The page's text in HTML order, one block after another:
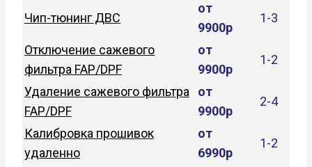
Чип-тюнинг ДВС
от
9900р
1-3
Отключение сажевого
фильтра FAP/DPF
от
9900р
1-2
Удаление сажевого фильтра
FAP/DPF
от
9900р
2-4
Калибровка прошивок
удаленно
от
6990р
1-2